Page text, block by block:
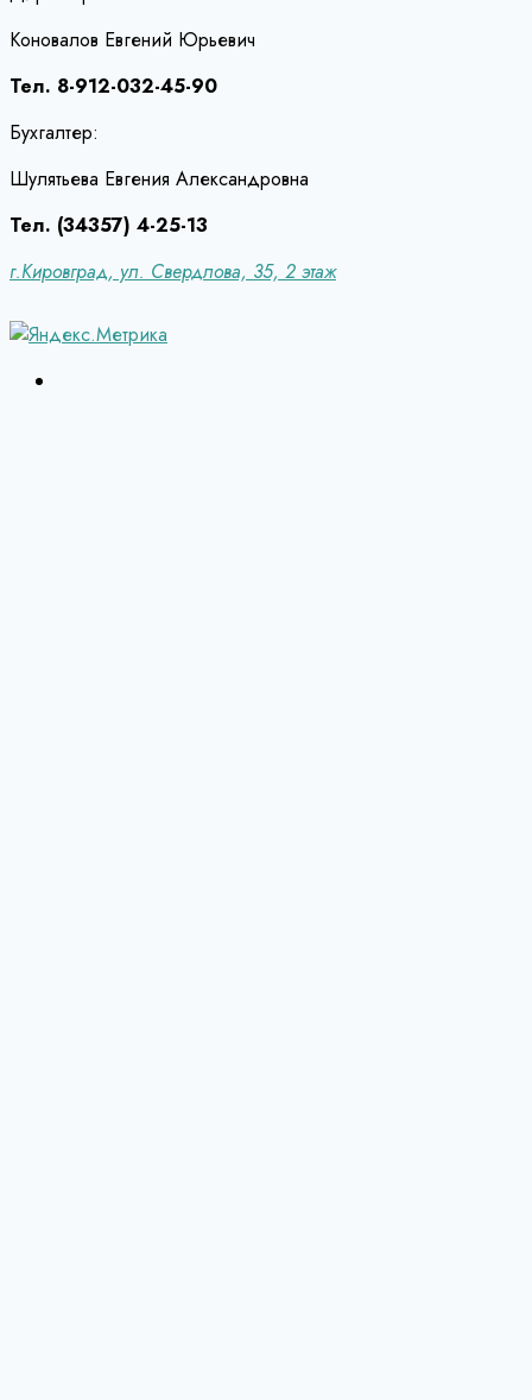
Коновалов Евгений Юрьевич
Тел. 8-912-032-45-90
Бухгалтер:
Шулятьева Евгения Александровна
Тел. (34357) 4-25-13
г.Кировград, ул. Свердлова, 35, 2 этаж